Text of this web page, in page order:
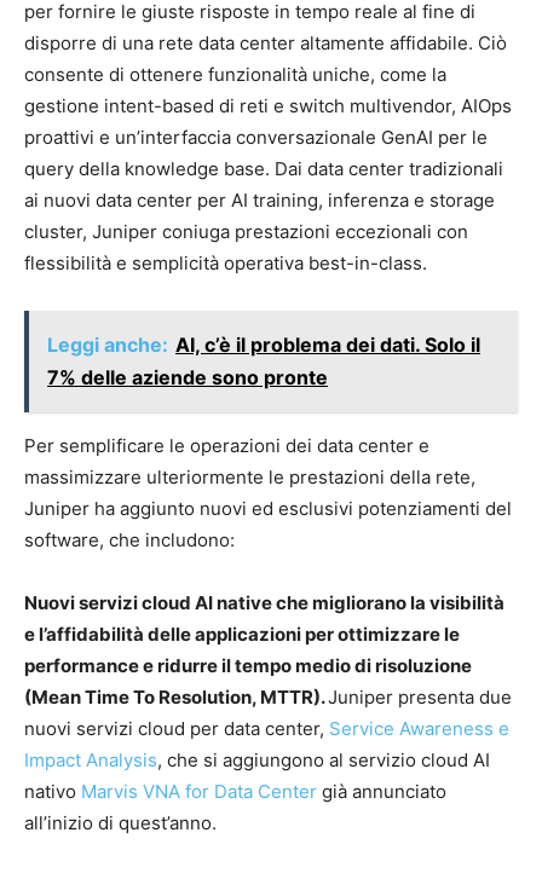
per fornire le giuste risposte in tempo reale al fine di
disporre di una rete data center altamente affidabile. Ciò
consente di ottenere funzionalità uniche, come la
gestione intent-based di reti e switch multivendor, AIOps
proattivi e un’interfaccia conversazionale GenAI per le
query della knowledge base. Dai data center tradizionali
ai nuovi data center per AI training, inferenza e storage
cluster, Juniper coniuga prestazioni eccezionali con
flessibilità e semplicità operativa best-in-class.
Leggi anche: AI, c’è il problema dei dati. Solo il
7% delle aziende sono pronte
Per semplificare le operazioni dei data center e
massimizzare ulteriormente le prestazioni della rete,
Juniper ha aggiunto nuovi ed esclusivi potenziamenti del
software, che includono:
Nuovi servizi cloud AI native che migliorano la visibilità
e l’affidabilità delle applicazioni per ottimizzare le
performance e ridurre il tempo medio di risoluzione
(Mean Time To Resolution, MTTR).Juniper presenta due
nuovi servizi cloud per data center, Service Awareness e
Impact Analysis, che si aggiungono al servizio cloud AI
nativo Marvis VNA for Data Center già annunciato
all’inizio di quest’anno.